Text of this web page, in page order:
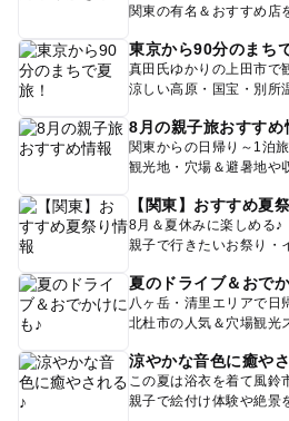
関東の有名＆おすすめ店
東京から90分のまち
真田氏ゆかりの上田市で
涼しい高原・国宝・別所
8月の親子旅おすすめ
関東からの日帰り～1泊
観光地・穴場＆避暑地や
【関東】おすすめ夏
8月＆夏休みに楽しめる♪
親子で行きたいお祭り・
夏のドライブ＆おで
八ヶ岳・清里エリアで日
北杜市の人気＆穴場観光
涼やかな音色に癒や
この夏は浴衣を着て風鈴
親子で絵付け体験や絶景